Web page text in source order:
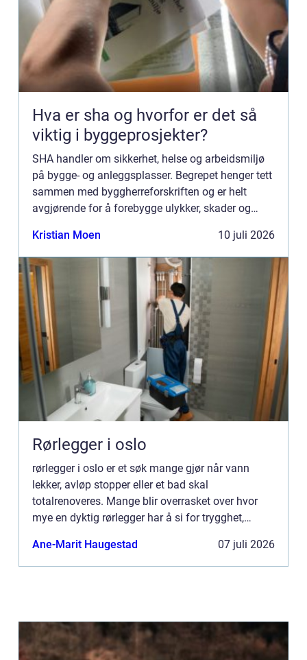
Hva er sha og hvorfor er det så
viktig i byggeprosjekter?
SHA handler om sikkerhet, helse og arbeidsmiljø
på bygge- og anleggsplasser. Begrepet henger tett
sammen med byggherreforskriften og er helt
avgjørende for å forebygge ulykker, skader og
struktur er ikke ba...
Kristian Moen 10 juli 2026
Rørlegger i oslo
rørlegger i oslo er et søk mange gjør når vann
lekker, avløp stopper eller et bad skal
totalrenoveres. Mange blir overrasket over hvor
mye en dyktig rørlegger har å si for trygghet,
tilgjengelighet og nøyaktig u...
Ane-Marit Haugestad 07 juli 2026